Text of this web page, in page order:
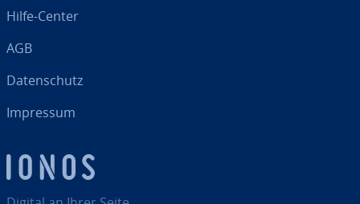
Hilfe-Center
AGB
Da­ten­schutz
Impressum